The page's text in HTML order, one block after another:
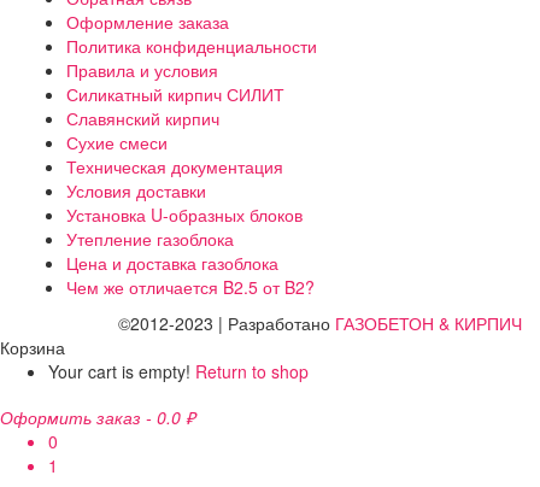
Оформление заказа
Политика конфиденциальности
Правила и условия
Силикатный кирпич СИЛИТ
Славянский кирпич
Сухие смеси
Техническая документация
Условия доставки
Установка U-образных блоков
Утепление газоблока
Цена и доставка газоблока
Чем же отличается B2.5 от B2?
©2012-2023 | Разработано ГАЗОБЕТОН & КИРПИЧ
Корзина
Your cart is empty! Return to shop
Оформить заказ - 0.0 ₽
0
1